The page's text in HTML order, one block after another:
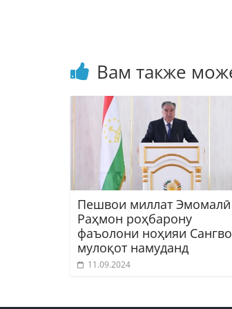
Вам также
Пешвои миллат Эмомалӣ
Раҳмон роҳбарону
фаъолони ноҳияи
мулоқот намуданд
11.09.2024